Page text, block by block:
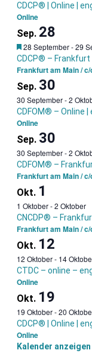
CDCP® | Online |
Online
Sep. 28
Garantietermin
28 September-29
CDCP® – Frankfurt
Frankfurt am Main /
Sep. 30
30 September-2
CDFOM® – Online |
Online
Sep. 30
30 September-2
CDFOM® –
Frankfurt am Main /
Okt. 1
1 Oktober-2 Oktober
CNCDP® –
Frankfurt am Main /
Okt. 12
12 Oktober- 14
CTDC – online –
Online
Okt. 19
19 Oktober-20
CDCP® | Online |
Online
Kalender anzeigen